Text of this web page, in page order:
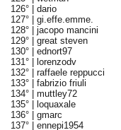
126° | dario
127° | gi.effe.emme.
128° | jacopo mancini
129° | great steven
130° | ednort97
131° |
lorenzodv
132° | raffaele reppucci
133° | fabrizio friuli
134° | muttley72
135° |
loquaxale
136° | gmarc
137° | ennepi1954